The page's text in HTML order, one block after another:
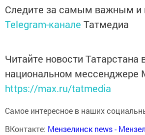
Следите за самым важным и
Telegram-канале Татмедиа
Читайте новости Татарстана
национальном мессенджере
https://max.ru/tatmedia
Самое интересное в наших
ВКонтакте: Мензелинск news -